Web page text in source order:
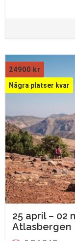
24900 kr
Några platser kvar
25 april – 02
Atlasbergen